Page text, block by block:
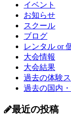
イベント
お知らせ
スクール
ブログ
レンタル or
大会情報
大会結果
過去の体験
過去の国内
最近の投稿